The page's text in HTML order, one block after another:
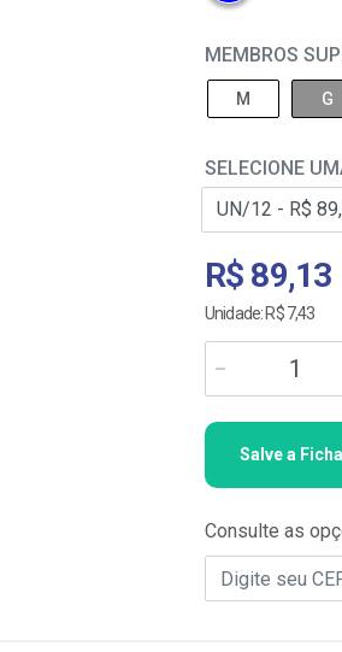
MEMBROS
M G
SELECIONE
R$ 89,13
Unidade: R$ 7,43
Salve a
Consulte as